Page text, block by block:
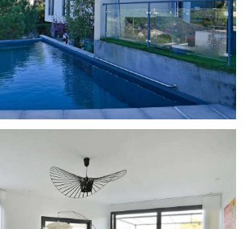
apprécieront les écoles primaires
le côté pratique de cette
€
: pompe à chaleur + climatisation
de l'eau chaude : chauffe-eau